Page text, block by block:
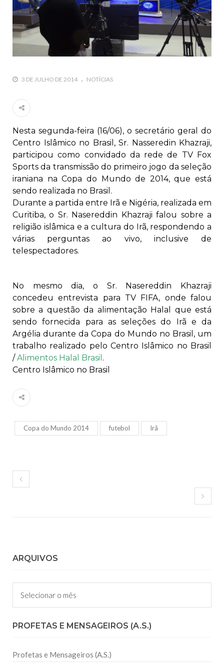
todos os irmãos e irmãs um novo
10 DE NOVEMBRO DE 2013
Falecimento do Imam Ali Ibn Al-Hussein
muçulmanos, o Imam Ali Ibn Al-Hussein Ibn Ali Ibn Abi Táleb
3 DE JULHO DE 2014
Centro Islâmico no Brasil recebe o ex-
ministro das Relações Exteriores da
República Islâmica do Irã
Na noite da quinta-feira, 03 de Abril, o Centro Islâmico no
Brasil recebeu em sua sede, em São Paulo, o ex-ministro das
Relações Exteriores da República Islâmica do Irã, Sr. Kamal
Kharrazi, que encontra-se visitando
3 DE JULHO DE 2014 NOTÍCIAS
Nesta segunda-feira (16/06), o secretário geral do
Centro Islâmico no Brasil, Sr. Nasseredin Khazraji,
participou como convidado da rede de TV Fox
Sports da transmissão do primeiro jogo da seleção
iraniana na Copa do Mundo de 2014, que está
sendo realizada no Brasil.
Durante a partida entre Irã e Nigéria, realizada em
Curitiba, o Sr. Nasereddin Khazraji falou sobre a
religião islâmica e a cultura do Irã, respondendo a
várias perguntas ao vivo, inclusive de
telespectadores.
No mesmo dia, o Sr. Nasereddin Khazraji
concedeu entrevista para TV FIFA, onde falou
sobre a questão da alimentação Halal que está
sendo fornecida para as seleções do Irã e da
Argélia durante da Copa do Mundo no Brasil, um
trabalho realizado pelo Centro Islâmico no Brasil
/Alimentos Halal Brasil .
Centro Islâmico no Brasil
Copa do Mundo 2014 futebol Irã
ARQUIVOS
Arquivos
PROFETAS E MENSAGEIROS (A.S.)
Profetas e Mensageiros (A.S.)